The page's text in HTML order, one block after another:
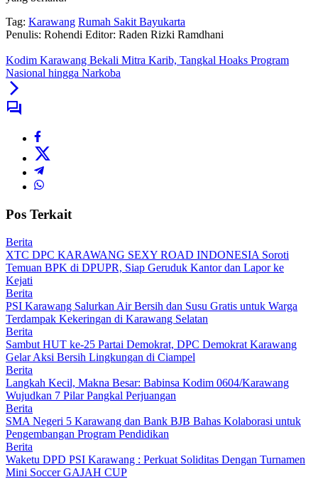
Tag: Karawang Rumah Sakit Bayukarta
Penulis: Rohendi Editor: Raden Rizki Ramdhani
Kodim Karawang Bekali Mitra Karib, Tangkal Hoaks Program
Nasional hingga Narkoba
Pos Terkait
Berita
XTC DPC KARAWANG SEXY ROAD INDONESIA Soroti
Temuan BPK di DPUPR, Siap Geruduk Kantor dan Lapor ke
Kejati
Berita
PSI Karawang Salurkan Air Bersih dan Susu Gratis untuk Warga
Terdampak Kekeringan di Karawang Selatan
Berita
Sambut HUT ke-25 Partai Demokrat, DPC Demokrat Karawang
Gelar Aksi Bersih Lingkungan di Ciampel
Berita
Langkah Kecil, Makna Besar: Babinsa Kodim 0604/Karawang
Wujudkan 7 Pilar Pangkal Perjuangan
Berita
SMA Negeri 5 Karawang dan Bank BJB Bahas Kolaborasi untuk
Pengembangan Program Pendidikan
Berita
Waketu DPD PSI Karawang : Perkuat Soliditas Dengan Turnamen
Mini Soccer GAJAH CUP